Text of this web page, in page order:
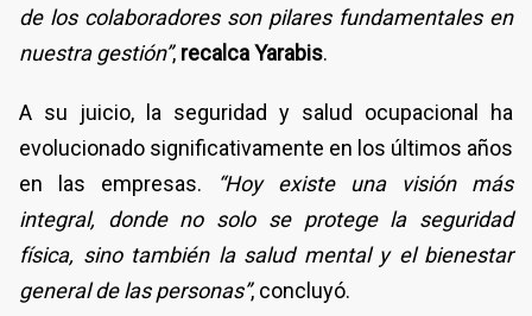
de los colaboradores son pilares fundamentales en
nuestra gestión”, recalca Yarabis.
A su juicio, la seguridad y salud ocupacional ha
evolucionado significativamente en los últimos años
en las empresas.
“Hoy existe una visión más
integral, donde no solo se protege la seguridad
física, sino también la salud mental y el bienestar
general de las personas”, concluyó.